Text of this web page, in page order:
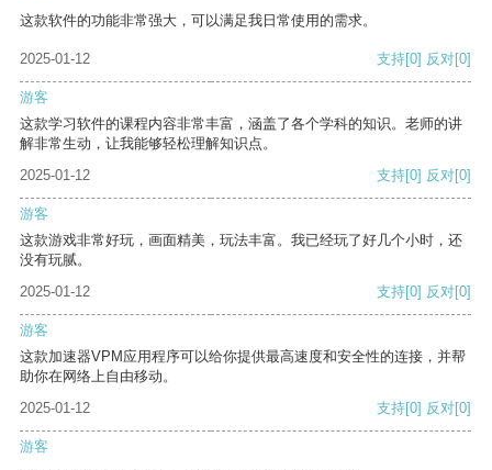
这款软件的功能非常强大，可以满足我日常使用的需求。
2025-01-12 支持[0] 反对[0]
游客
这款学习软件的课程内容非常丰富，涵盖了各个学科的知识。老师的讲
解非常生动，让我能够轻松理解知识点。
2025-01-12
支持[0] 反对[0]
游客
这款游戏非常好玩，画面精美，玩法丰富。我已经玩了好几个小时，还
没有玩腻。
2025-01-12
支持[0] 反对[0]
游客
这款加速器VPM应用程序可以给你提供最高速度和安全性的连接，并帮
助你在网络上自由移动。
2025-01-12
支持[0] 反对[0]
游客